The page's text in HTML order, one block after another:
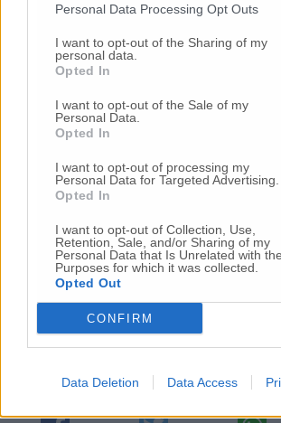
Personal Data Processing Opt Outs
I want to opt-out of the Sharing of my
personal data.
Opted In
I want to opt-out of the Sale of my
Personal Data.
Opted In
I want to opt-out of processing my
Personal Data for Targeted Advertising.
Opted In
I want to opt-out of Collection, Use,
Retention, Sale, and/or Sharing of my
Personal Data that Is Unrelated with the
Purposes for which it was collected.
Opted Out
CONFIRM
Data Deletion Data Access
deceduta ieri. Alla famiglia le
condoglianze e il nostro
sindaca Annalisa Del Bello. E
disposizioni del piano
Marche-Area Vasta 2,
Senigallia, intanto, è stato
Covid nell’ex Ortopedia (14 letti
momento, come è successo
ospedali di Jesi e Fabriano, è
temporaneamente l’attività
urgente per utilizzarne in
© RIPRODUZIONE RISERVATA
Vai alla home